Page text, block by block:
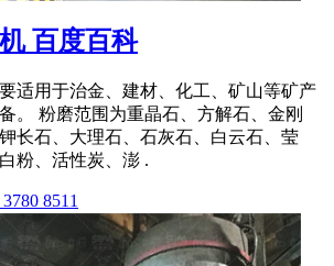
百度百科
适用于治金、建材、化工、矿山等矿产
。 粉磨范围为重晶石、方解石、金刚
长石、大理石、石灰石、白云石、莹
粉、活性炭、澎 .
8511